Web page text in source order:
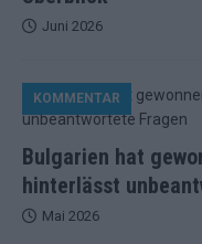
Juni 2026
Bulgarien hat
hinterlässt
KOMMENTAR
Mai 2026